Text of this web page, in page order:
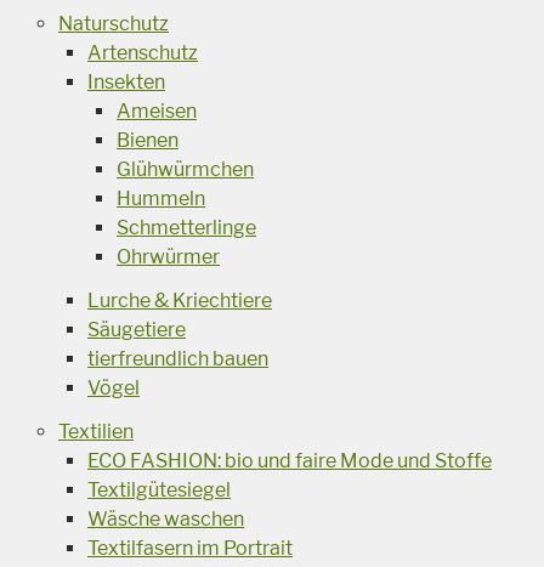
Naturschutz
Artenschutz
Insekten
Ameisen
Bienen
Glühwürmchen
Hummeln
Schmetterlinge
Ohrwürmer
Lurche & Kriechtiere
Säugetiere
tierfreundlich bauen
Vögel
Textilien
ECO FASHION: bio und faire Mode und Stoffe
Textilgütesiegel
Wäsche waschen
Textilfasern im Portrait